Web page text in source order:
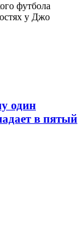
футбола
у Джо
один
в пятый